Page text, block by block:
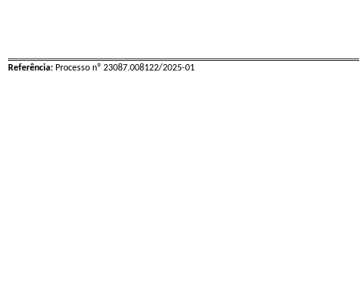
Referência: Processo nº 23087.008122/2025-01